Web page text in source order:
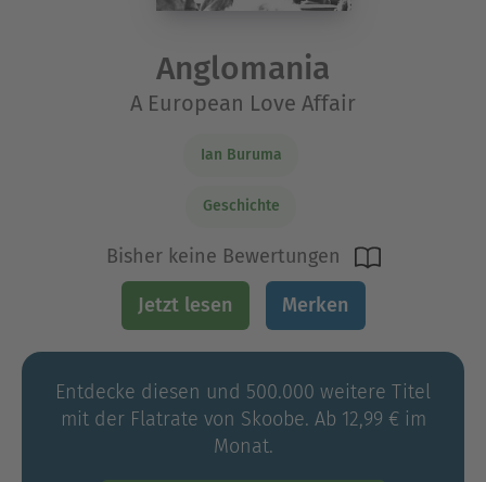
Anglomania
A European Love Affair
Ian Buruma
Geschichte
Bisher keine Bewertungen
Jetzt lesen Merken
Entdecke diesen und 500.000 weitere Titel
mit der Flatrate von Skoobe. Ab 12,99 € im
Monat.